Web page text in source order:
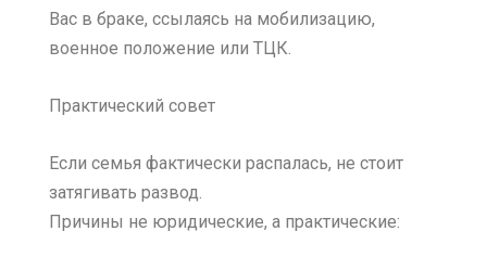
Вас в браке, ссылаясь на мобилизацию,
военное положение или ТЦК.
Практический совет
Если семья фактически распалась, не стоит
затягивать развод.
Причины не юридические, а практические: